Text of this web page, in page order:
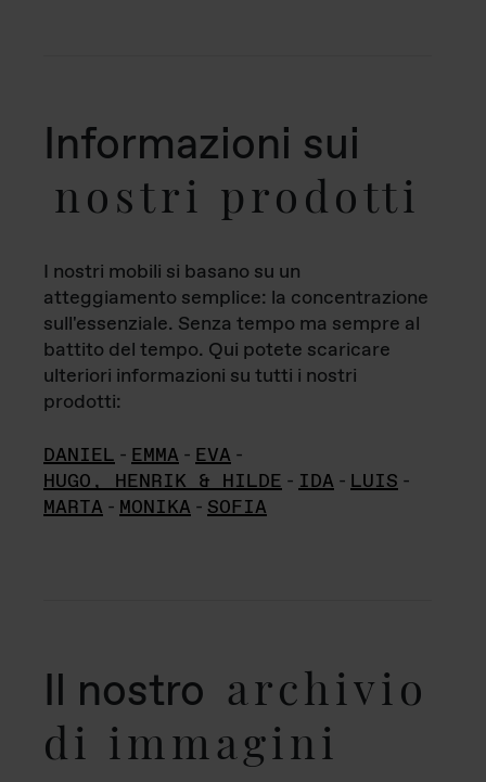
Informazioni sui
nostri prodotti
I nostri mobili si basano su un
atteggiamento semplice: la concentrazione
sull'essenziale. Senza tempo ma sempre al
battito del tempo. Qui potete scaricare
ulteriori informazioni su tutti i nostri
prodotti:
DANIEL - EMMA - EVA -
HUGO, HENRIK & HILDE - IDA - LUIS -
MARTA - MONIKA - SOFIA
Il nostro archivio
di immagini